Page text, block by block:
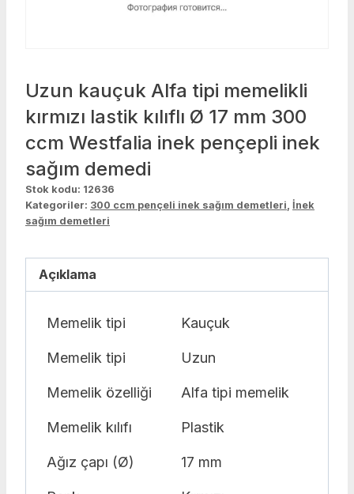
Uzun kauçuk Alfa tipi memelikli
kırmızı lastik kılıflı Ø 17 mm 300
ccm Westfalia inek pençepli inek
sağım demedi
Stok kodu: 12636
Kategoriler: 300 ccm pençeli inek sağım demetleri, İnek
sağım demetleri
Açıklama
Memelik tipi Kauçuk
Memelik tipi Uzun
Memelik özelliği Alfa tipi memelik
Memelik kılıfı Plastik
Ağız çapı (Ø) 17 mm